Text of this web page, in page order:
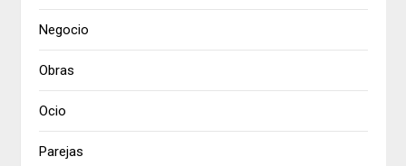
Negocio
Obras
Ocio
Parejas